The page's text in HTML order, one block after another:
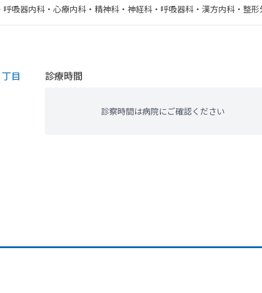
吸器内科・​心療内科・​精神科・神経科・​呼吸器科・​漢方内科・​整形
目
診療時間
診察時間は病院にご確認ください